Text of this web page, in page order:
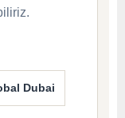
Dubai